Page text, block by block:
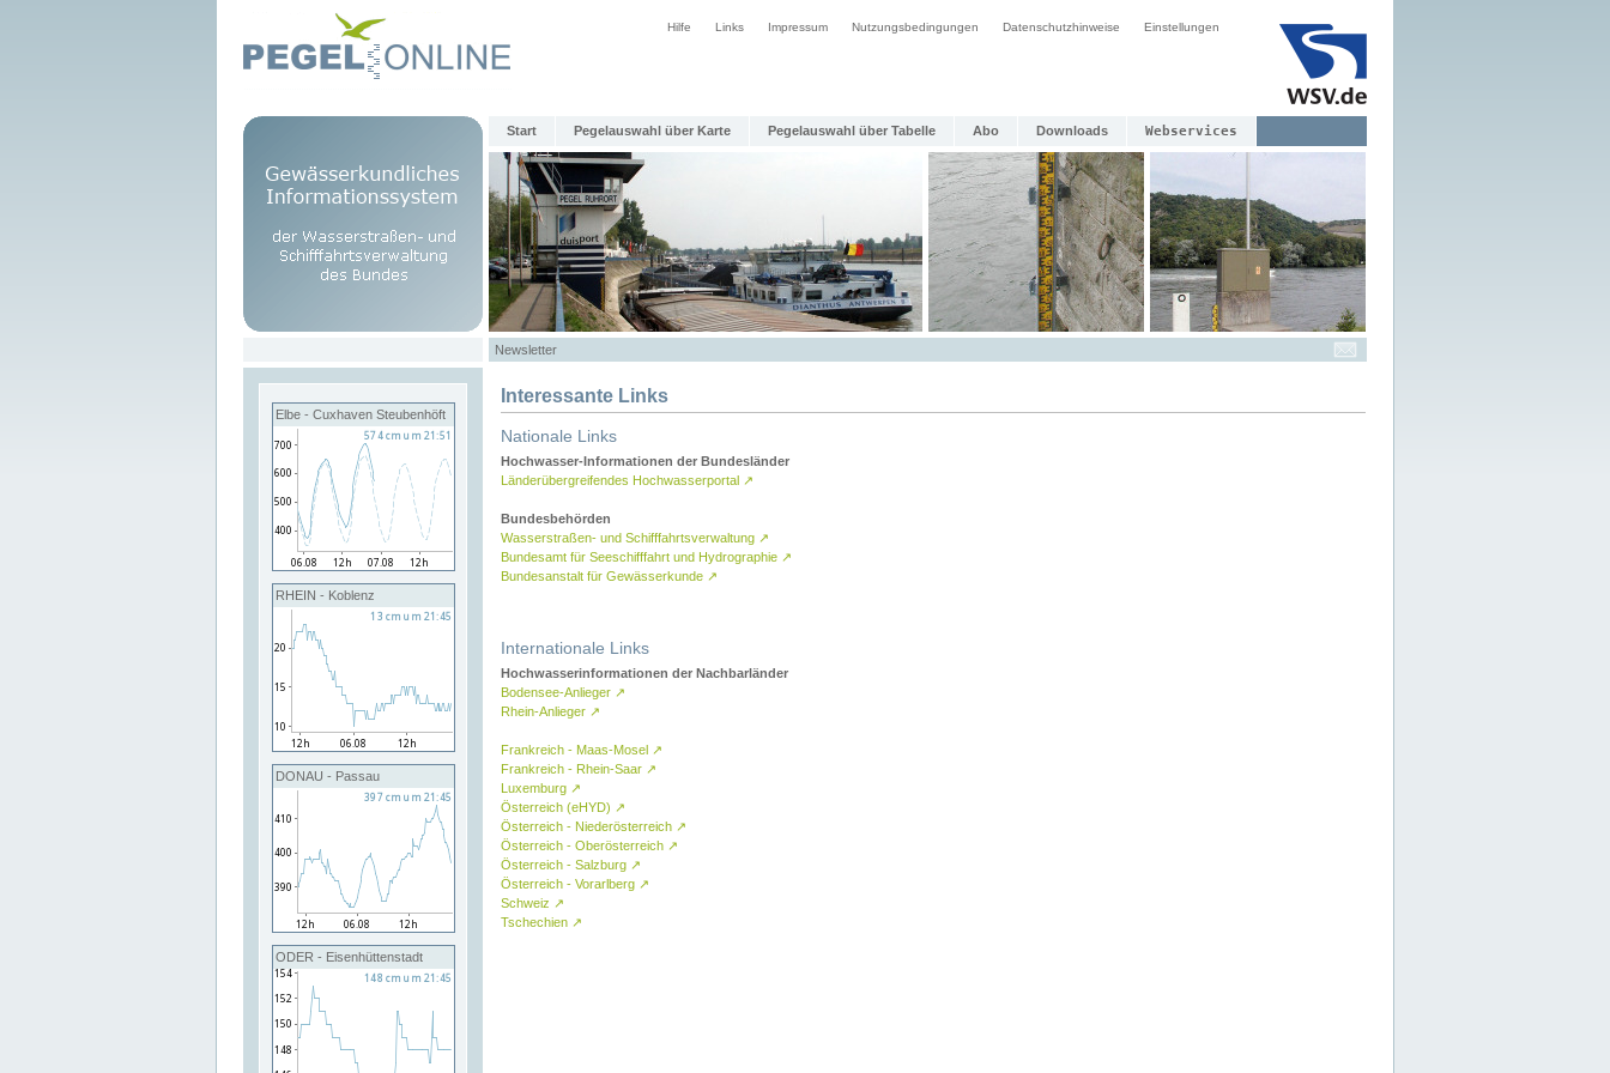
Hilfe Links Impressum Nutzungsbedingungen Datenschutzhinweise Einstellungen
Start Pegelauswahl über Karte Pegelauswahl über Tabelle Abo Downloads Webservices
Newsletter
Elbe - Cuxhaven Steubenhöft
RHEIN - Koblenz
DONAU - Passau
ODER - Eisenhüttenstadt
Interessante Links
Nationale Links
Hochwasser-Informationen der Bundesländer
Länderübergreifendes Hochwasserportal ↗
Bundesbehörden
Wasserstraßen- und Schifffahrtsverwaltung ↗
Bundesamt für Seeschifffahrt und Hydrographie ↗
Bundesanstalt für Gewässerkunde ↗
Internationale Links
Hochwasserinformationen der Nachbarländer
Bodensee-Anlieger ↗
Rhein-Anlieger ↗
Frankreich - Maas-Mosel ↗
Frankreich - Rhein-Saar ↗
Luxemburg ↗
Österreich (eHYD) ↗
Österreich - Niederösterreich ↗
Österreich - Oberösterreich ↗
Österreich - Salzburg ↗
Österreich - Vorarlberg ↗
Schweiz ↗
Tschechien ↗